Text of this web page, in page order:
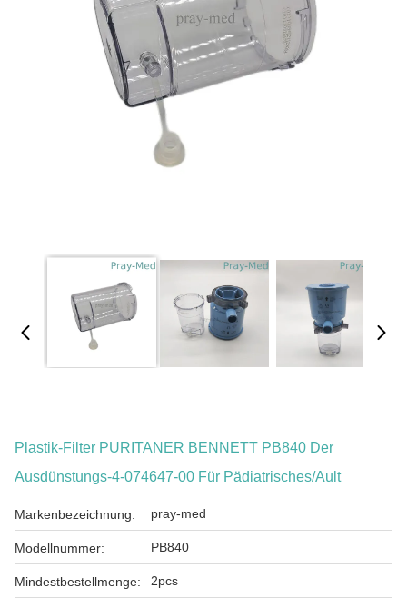
Plastik-Filter PURITANER BENNETT PB840 Der
Ausdünstungs-4-074647-00 Für Pädiatrisches/Ault
Markenbezeichnung: pray-med
Modellnummer: PB840
Mindestbestellmenge: 2pcs